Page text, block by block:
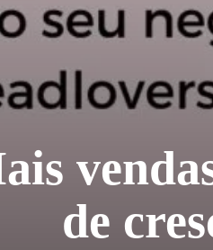
de